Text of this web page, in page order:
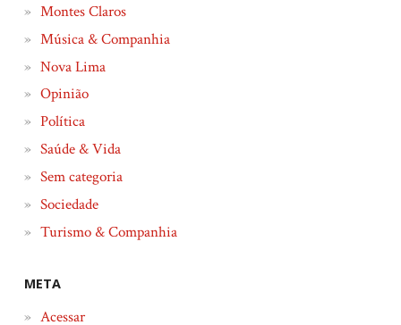
Montes Claros
Música & Companhia
Nova Lima
Opinião
Política
Saúde & Vida
Sem categoria
Sociedade
Turismo & Companhia
META
Acessar